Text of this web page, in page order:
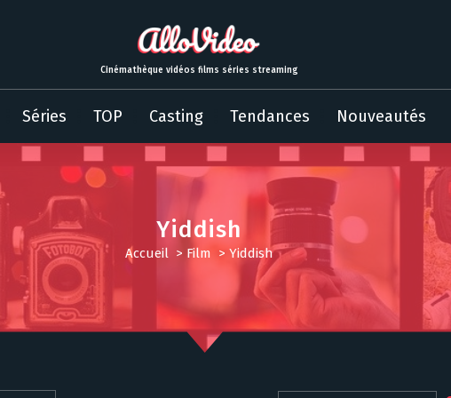
Cinémathèque vidéos films séries streaming
Séries TOP Casting Tendances Nouveautés
Yiddish
Accueil > Film > Yiddish